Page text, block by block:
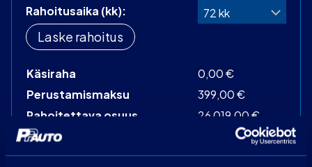
Rahoitusaika (kk):
Laske rahoitus
Käsiraha
0,00 €
Perustamismaksu
399,00 €
Rahoitettava osuus
26 019,00 €
Käsittelymaksu
19,00 €/kk
Korko
3,99 %